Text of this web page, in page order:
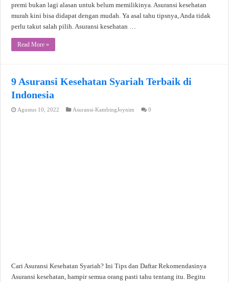
premi bukan lagi alasan untuk belum memilikinya. Asuransi kesehatan
murah kini bisa didapat dengan mudah. Ya asal tahu tipsnya, Anda tidak
perlu takut salah pilih. Asuransi kesehatan …
Read More »
9 Asuransi Kesehatan Syariah Terbaik di
Indonesia
Agustus 10, 2022 Asuransi-KambingJoynim 0
Cari Asuransi Kesehatan Syariah? Ini Tips dan Daftar Rekomendasinya
Asuransi kesehatan, hampir semua orang pasti tahu tentang itu. Begitu